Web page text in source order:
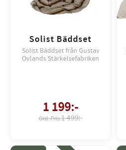
Solist Bäddset
Solist Bäddset från Gustav
Ovlands Stärkelsefabriken
1 199:-
1 499:-